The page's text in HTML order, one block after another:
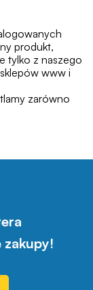
produkt,
tylko z naszego
www i
zarówno
zakupy!